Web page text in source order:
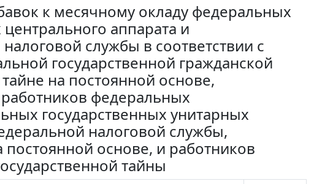
к месячному окладу федеральных
аппарата и
службы в соответствии с
государственной гражданской
на постоянной основе,
федеральных
государственных унитарных
налоговой службы,
основе, и работников
тайны